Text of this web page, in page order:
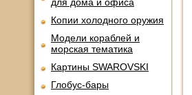
Копии холодного оружия
Модели кораблей и
морская тематика
Картины SWAROVSKI
Глобус-бары